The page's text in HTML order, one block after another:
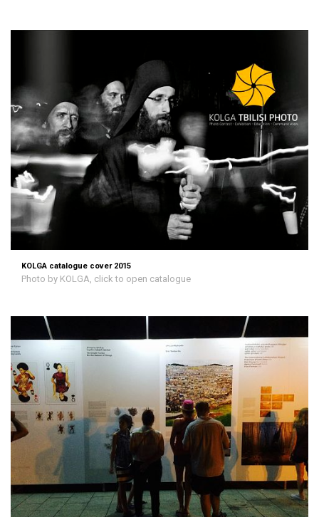
KOLGA catalogue cover 2015
Photo by KOLGA, click to open catalogue